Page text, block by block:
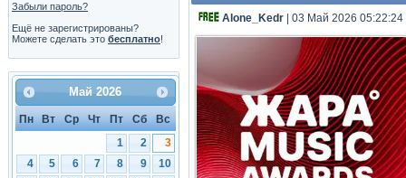
Забыли пароль?
Ещё не зарегистрированы?
Можете сделать это бесплатно!
Май 2026
Пн Вт Ср Чт Пт Сб
Вс
1
2
3
4
5 6 7 8 9
10
Alone_Kedr | 03 Май 2026 05:22:24